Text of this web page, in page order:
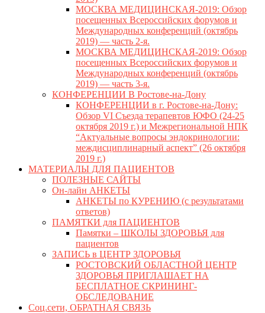
МОСКВА МЕДИЦИНСКАЯ-2019: Обзор
посещенных Всероссийских форумов и
Международных конференций (октябрь
2019) — часть 2-я.
МОСКВА МЕДИЦИНСКАЯ-2019: Обзор
посещенных Всероссийских форумов и
Международных конференций (октябрь
2019) — часть 3-я.
КОНФЕРЕНЦИИ В Ростове-на-Дону
КОНФЕРЕНЦИИ в г. Ростове-на-Дону:
Обзор VI Съезда терапевтов ЮФО (24-25
октября 2019 г.) и Межрегиональной НПК
“Актуальные вопросы эндокринологии:
междисциплинарный аспект” (26 октября
2019 г.)
МАТЕРИАЛЫ ДЛЯ ПАЦИЕНТОВ
ПОЛЕЗНЫЕ САЙТЫ
Он-лайн АНКЕТЫ
АНКЕТЫ по КУРЕНИЮ (с результатами
ответов)
ПАМЯТКИ для ПАЦИЕНТОВ
Памятки – ШКОЛЫ ЗДОРОВЬЯ для
пациентов
ЗАПИСЬ в ЦЕНТР ЗДОРОВЬЯ
РОСТОВСКИЙ ОБЛАСТНОЙ ЦЕНТР
ЗДОРОВЬЯ ПРИГЛАШАЕТ НА
БЕСПЛАТНОЕ СКРИНИНГ-
ОБСЛЕДОВАНИЕ
Соц.сети, ОБРАТНАЯ СВЯЗЬ